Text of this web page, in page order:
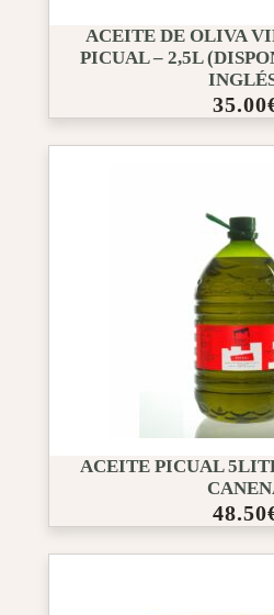
ACEITE DE OLIVA
PICUAL – 2,5L
35.00
ACEITE PICUAL
48.50